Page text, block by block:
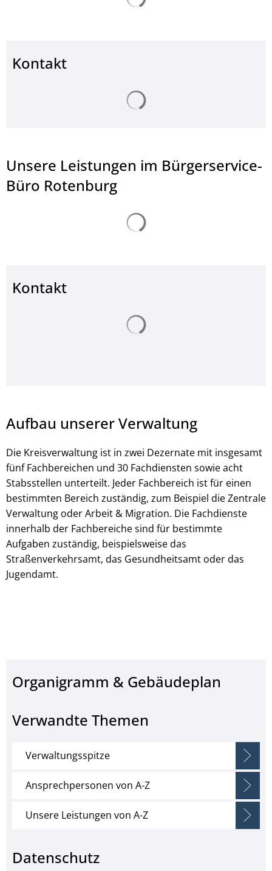
Kontakt
Unsere Leistungen im Bürgerservice-
Büro Rotenburg
Kontakt
Aufbau unserer Verwaltung
Die Kreisverwaltung ist in zwei Dezernate mit insgesamt
fünf Fachbereichen und 30 Fachdiensten sowie acht
Stabsstellen unterteilt. Jeder Fachbereich ist für einen
bestimmten Bereich zuständig, zum Beispiel die Zentrale
Verwaltung oder Arbeit & Migration. Die Fachdienste
innerhalb der Fachbereiche sind für bestimmte
Aufgaben zuständig, beispielsweise das
Straßenverkehrsamt, das Gesundheitsamt oder das
Jugendamt.
Organigramm & Gebäudeplan
Verwandte Themen
Verwaltungsspitze
Ansprechpersonen von A-Z
Unsere Leistungen von A-Z
Datenschutz